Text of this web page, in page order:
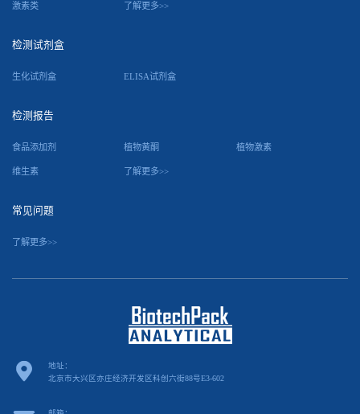
激素类 了解更多>>
检测试剂盒
生化试剂盒 ELISA试剂盒
检测报告
食品添加剂 植物黄酮 植物激素
维生素 了解更多>>
常见问题
了解更多>>
地址：
北京市大兴区亦庄经济开发区科创六街88号E3-602